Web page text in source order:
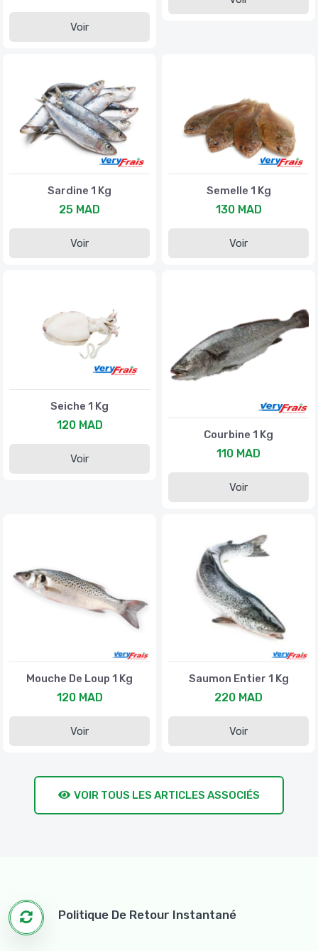
Voir
Sardine 1 Kg
25 MAD
Voir
Semelle 1 Kg
130 MAD
Voir
Seiche 1 Kg
120 MAD
Voir
Courbine 1 Kg
110 MAD
Voir
Mouche De Loup 1 Kg
120 MAD
Voir
Saumon Entier 1 Kg
220 MAD
Voir
VOIR TOUS LES ARTICLES ASSOCIÉS
Politique De Retour Instantané